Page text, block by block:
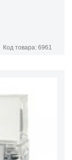
Код товара: 6961